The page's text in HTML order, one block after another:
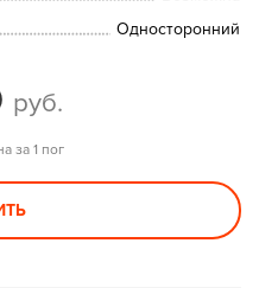
Односторонний
руб.
за 1 пог